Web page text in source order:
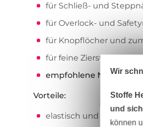
für Schließ- und
für Overlock- und
für Knopflöcher und
für feine Zierstiche und
empfohlene Nadel und
Vorteile:
elastisch und reißfest
Wir
Stoffe
und
können